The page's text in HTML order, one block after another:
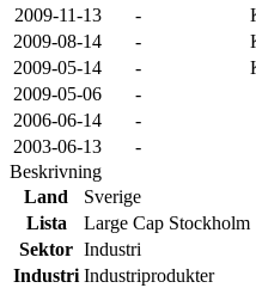
2009-11-13
-
2009-08-14
-
2009-05-14
-
2009-05-06
-
2006-06-14
-
2003-06-13
-
Beskrivning
Land
Sverige
Lista
Large Cap Stockholm
Sektor Industri
Industri Industriprodukter